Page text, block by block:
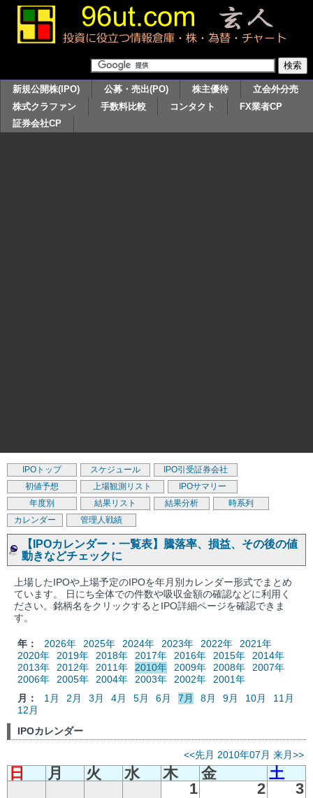
新規公開株(IPO) 公募・売出(PO) 株主優待
立会外分売
株式クラファン
手数料比較 コンタクト
FX業者CP
証券会社CP
IPOトップ スケジュール
IPO引受証券会社
初値予想
上場観測リスト
IPOサマリー
年度別
結果リスト 結果分析
時系列
カレンダー
管理人戦績
【IPOカレンダー・一覧表】騰落率、損益、その後の値
動きなどチェックに
上場したIPOや上場予定のIPOを年月別カレンダー形式でまとめ
ています。 日にち全体での件数や吸収金額の確認などに利用く
ださい。銘柄名をクリックするとIPO詳細ページを確認できま
す。
年： 2026年 2025年 2024年 2023年 2022年
2021年
2020年
2019年 2018年 2017年 2016年 2015年
2014年
2013年
2012年 2011年 2010年 2009年 2008年
2007年
2006年
2005年 2004年 2003年 2002年
2001年
月：
1月 2月 3月 4月 5月 6月 7月 8月 9月 10月
11月
12月
IPOカレンダー
<<先月 2010年07月 来月>>
日 月 火 水 木 金
土
1
2
3